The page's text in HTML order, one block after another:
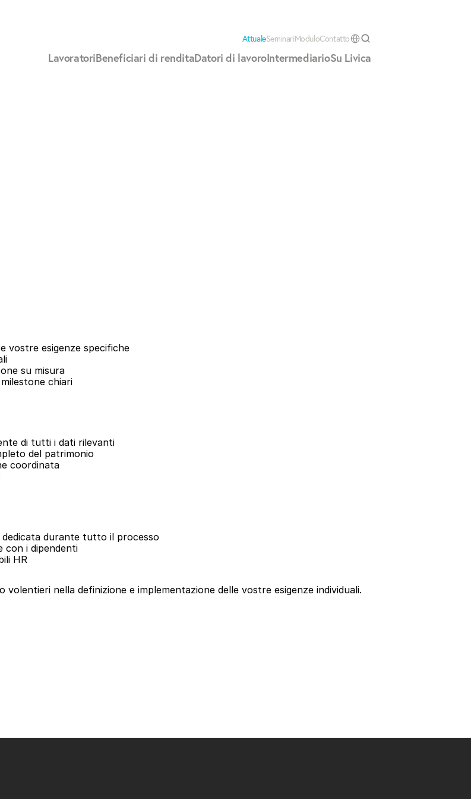
vostre esigenze specifiche
su misura
chiari
di tutti i dati rilevanti
del patrimonio
coordinata
durante tutto il processo
con i dipendenti
HR
volentieri nella definizione e implementazione delle vostre esigenze individuali.
AttualeSeminariModuloContattoSelect Language
LavoratoriBeneficiari di renditaDatori di lavoroIntermediarioSu Livica